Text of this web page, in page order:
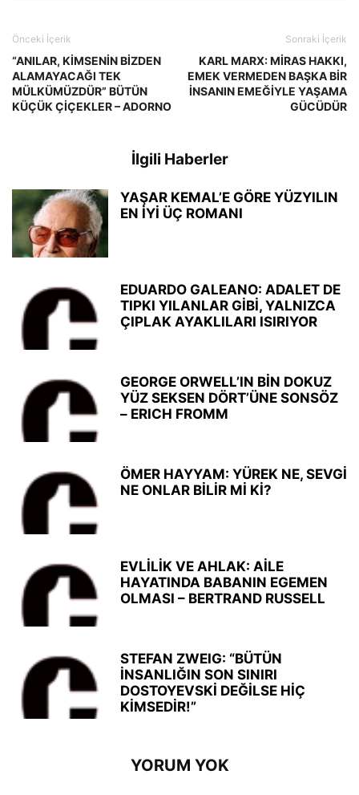
Önceki İçerik
“ANILAR, KİMSENİN BİZDEN
ALAMAYACAĞI TEK
MÜLKÜMÜZDÜR” BÜTÜN
KÜÇÜK ÇİÇEKLER – ADORNO
Sonraki İçerik
KARL MARX: MİRAS HAKKI,
EMEK VERMEDEN BAŞKA BİR
İNSANIN EMEĞİYLE YAŞAMA
GÜCÜDÜR
İlgili Haberler
YAŞAR KEMAL’E GÖRE YÜZYILIN
EN İYİ ÜÇ ROMANI
EDUARDO GALEANO: ADALET DE
TIPKI YILANLAR GİBİ, YALNIZCA
ÇIPLAK AYAKLILARI ISIRIYOR
GEORGE ORWELL’IN BİN DOKUZ
YÜZ SEKSEN DÖRT’ÜNE SONSÖZ
– ERICH FROMM
ÖMER HAYYAM: YÜREK NE, SEVGİ
NE ONLAR BİLİR Mİ Kİ?
EVLİLİK VE AHLAK: AİLE
HAYATINDA BABANIN EGEMEN
OLMASI – BERTRAND RUSSELL
STEFAN ZWEIG: “BÜTÜN
İNSANLIĞIN SON SINIRI
DOSTOYEVSKİ DEĞİLSE HİÇ
KİMSEDİR!”
YORUM YOK